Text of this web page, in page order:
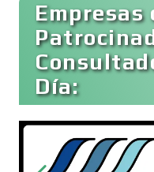
Basculas
Bebidas
Empresas
Día: